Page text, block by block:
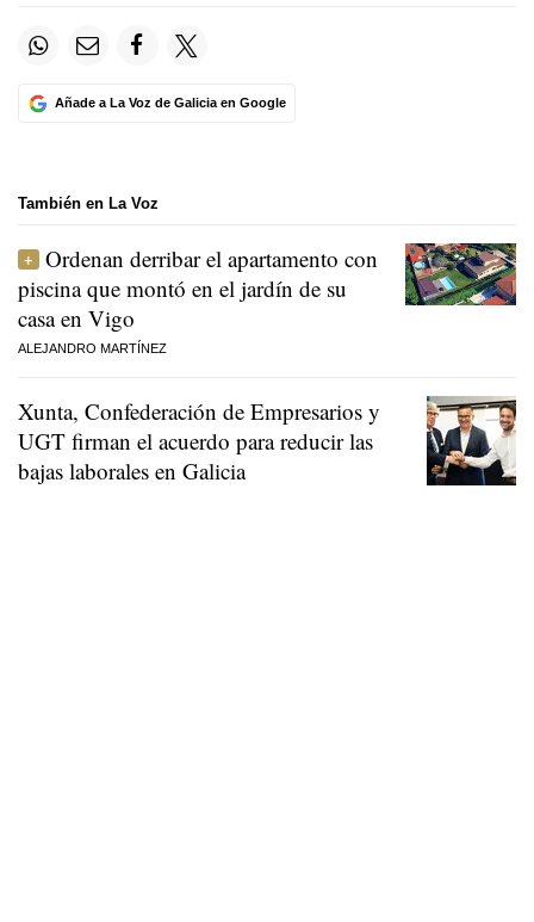
Añade a La Voz de Galicia en Google
También en La Voz
Ordenan derribar el apartamento con
piscina que montó en el jardín de su
casa en Vigo
ALEJANDRO MARTÍNEZ
Xunta, Confederación de Empresarios y
UGT firman el acuerdo para reducir las
bajas laborales en Galicia